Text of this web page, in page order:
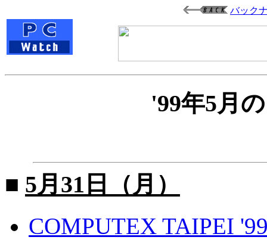
バック
'99年5月
■ 5月31日（月）
COMPUTEX TAIPEI